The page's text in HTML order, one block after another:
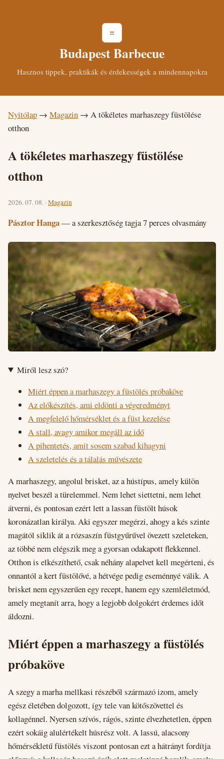
≡
Budapest Barbecue
Hasznos tippek, praktikák és érdekességek a mindennapokra
Nyitólap → Magazin → A tökéletes marhaszegy füstölése
otthon
A tökéletes marhaszegy füstölése
otthon
2026. 07. 08. ·Magazin
Pásztor Hanga— a szerkesztőség tagja7 perces olvasmány
Miről lesz szó?
Miért éppen a marhaszegy a füstölés próbaköve
Az előkészítés, ami eldönti a végeredményt
A megfelelő hőmérséklet és a füst kezelése
A stall, avagy amikor megáll az idő
A pihentetés, amit sosem szabad kihagyni
A szeletelés és a tálalás művészete
A marhaszegy, angolul brisket, az a hústípus, amely külön
nyelvet beszél a türelemmel. Nem lehet siettetni, nem lehet
átverni, és pontosan ezért lett a lassan füstölt húsok
koronázatlan királya. Aki egyszer megérzi, ahogy a kés szinte
magától siklik át a rózsaszín füstgyűrűvel övezett szeleteken,
az többé nem elégszik meg a gyorsan odakapott flekkennel.
Otthon is elkészíthető, csak néhány alapelvet kell megérteni, és
onnantól a kert füstölővé, a hétvége pedig eseménnyé válik. A
brisket nem egyszerűen egy recept, hanem egy szemléletmód,
amely megtanít arra, hogy a legjobb dolgokért érdemes időt
áldozni.
Miért éppen a marhaszegy a füstölés
próbaköve
A szegy a marha mellkasi részéből származó izom, amely
egész életében dolgozott, így tele van kötőszövettel és
kollagénnel. Nyersen szívós, rágós, szinte élvezhetetlen, éppen
ezért sokáig alulértékelt húsrész volt. A lassú, alacsony
hőmérsékletű füstölés viszont pontosan ezt a hátrányt fordítja